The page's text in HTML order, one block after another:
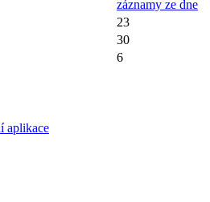
záznamy ze dne
23
30
6